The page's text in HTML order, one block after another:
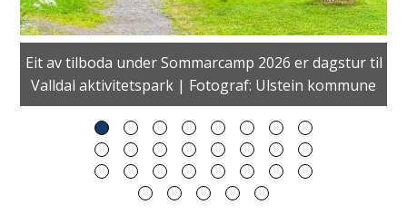
Eit av tilboda under Sommarcamp 2026 er dagstur til
Valldal aktivitetspark | Fotograf: Ulstein kommune